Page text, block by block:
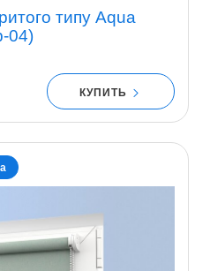
типу Aqua
04)
КУПИТЬ